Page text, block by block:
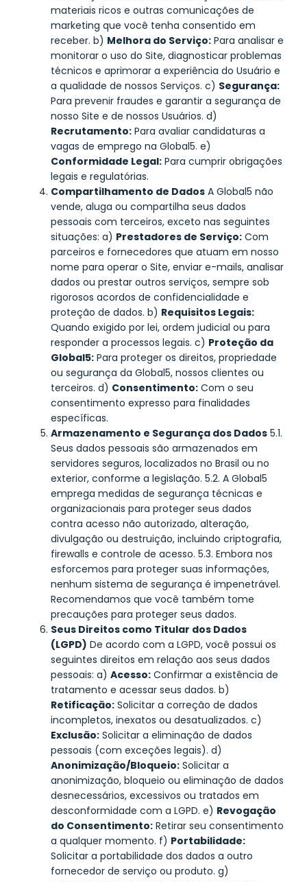
materiais ricos e outras comunicações de
marketing que você tenha consentido em
receber. b) Melhora do Serviço:Para analisar e
monitorar o uso do Site, diagnosticar problemas
técnicos e aprimorar a experiência do Usuário e
a qualidade de nossos Serviços. c) Segurança:
Para prevenir fraudes e garantir a segurança de
nosso Site e de nossos Usuários. d)
Recrutamento:Para avaliar candidaturas a
vagas de emprego na Global5. e)
Conformidade Legal:Para cumprir obrigações
legais e regulatórias.
Compartilhamento de DadosA Global5 não
vende, aluga ou compartilha seus dados
pessoais com terceiros, exceto nas seguintes
situações: a) Prestadores de Serviço:Com
parceiros e fornecedores que atuam em nosso
nome para operar o Site, enviar e-mails, analisar
dados ou prestar outros serviços, sempre sob
rigorosos acordos de confidencialidade e
proteção de dados. b) Requisitos Legais:
Quando exigido por lei, ordem judicial ou para
responder a processos legais. c) Proteção da
Global5:Para proteger os direitos, propriedade
ou segurança da Global5, nossos clientes ou
terceiros. d) Consentimento:Com o seu
consentimento expresso para finalidades
específicas.
Armazenamento e Segurança dos Dados5.1.
Seus dados pessoais são armazenados em
servidores seguros, localizados no Brasil ou no
exterior, conforme a legislação. 5.2. A Global5
emprega medidas de segurança técnicas e
organizacionais para proteger seus dados
contra acesso não autorizado, alteração,
divulgação ou destruição, incluindo criptografia,
firewalls e controle de acesso. 5.3. Embora nos
esforcemos para proteger suas informações,
nenhum sistema de segurança é impenetrável.
Recomendamos que você também tome
precauções para proteger seus dados.
Seus Direitos como Titular dos Dados
(LGPD) De acordo com a LGPD, você possui os
seguintes direitos em relação aos seus dados
pessoais: a) Acesso:Confirmar a existência de
tratamento e acessar seus dados. b)
Retificação:Solicitar a correção de dados
incompletos, inexatos ou desatualizados. c)
Exclusão:Solicitar a eliminação de dados
pessoais (com exceções legais). d)
Anonimização/Bloqueio:Solicitar a
anonimização, bloqueio ou eliminação de dados
desnecessários, excessivos ou tratados em
desconformidade com a LGPD. e) Revogação
do Consentimento:Retirar seu consentimento
a qualquer momento. f) Portabilidade:
Solicitar a portabilidade dos dados a outro
fornecedor de serviço ou produto. g)